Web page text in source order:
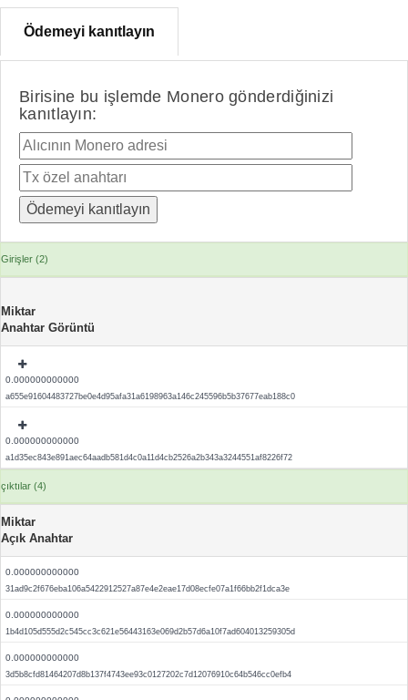
Ödemeyi kanıtlayın
Birisine bu işlemde Monero gönderdiğinizi
kanıtlayın:
Girişler (2)
Miktar
Anahtar Görüntü
0.000000000000
a655e91604483727be0e4d95afa31a6198963a146c245596b5b37677eab188c0
0.000000000000
a1d35ec843e891aec64aadb581d4c0a11d4cb2526a2b343a3244551af8226f72
çıktılar (4)
Miktar
Açık Anahtar
0.000000000000
31ad9c2f676eba106a5422912527a87e4e2eae17d08ecfe07a1f66bb2f1dca3e
0.000000000000
1b4d105d555d2c545cc3c621e56443163e069d2b57d6a10f7ad604013259305d
0.000000000000
3d5b8cfd81464207d8b137f4743ee93c0127202c7d12076910c64b546cc0efb4